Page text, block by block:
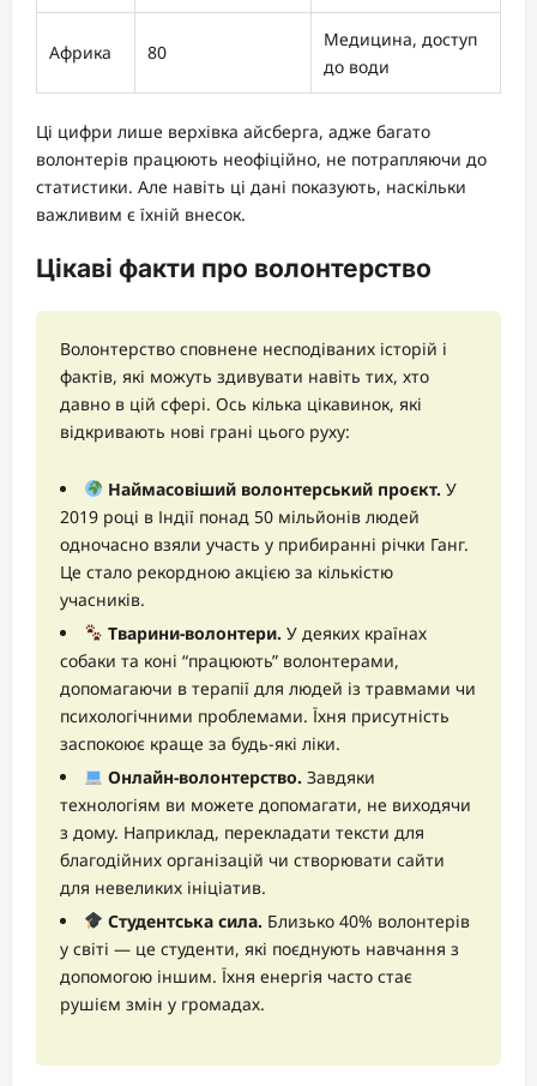
Африка 80
Медицина, доступ
до води
Ці цифри лише верхівка айсберга, адже багато
волонтерів працюють неофіційно, не потрапляючи до
статистики. Але навіть ці дані показують, наскільки
важливим є їхній внесок.
Цікаві факти про волонтерство
Волонтерство сповнене несподіваних історій і
фактів, які можуть здивувати навіть тих, хто
давно в цій сфері. Ось кілька цікавинок, які
відкривають нові грані цього руху:
Наймасовіший волонтерський проєкт. У
2019 році в Індії понад 50 мільйонів людей
одночасно взяли участь у прибиранні річки Ганг.
Це стало рекордною акцією за кількістю
учасників.
Тварини-волонтери. У деяких країнах
собаки та коні “працюють” волонтерами,
допомагаючи в терапії для людей із травмами чи
психологічними проблемами. Їхня присутність
заспокоює краще за будь-які ліки.
Онлайн-волонтерство. Завдяки
технологіям ви можете допомагати, не виходячи
з дому. Наприклад, перекладати тексти для
благодійних організацій чи створювати сайти
для невеликих ініціатив.
Студентська сила. Близько 40% волонтерів
у світі — це студенти, які поєднують навчання з
допомогою іншим. Їхня енергія часто стає
рушієм змін у громадах.